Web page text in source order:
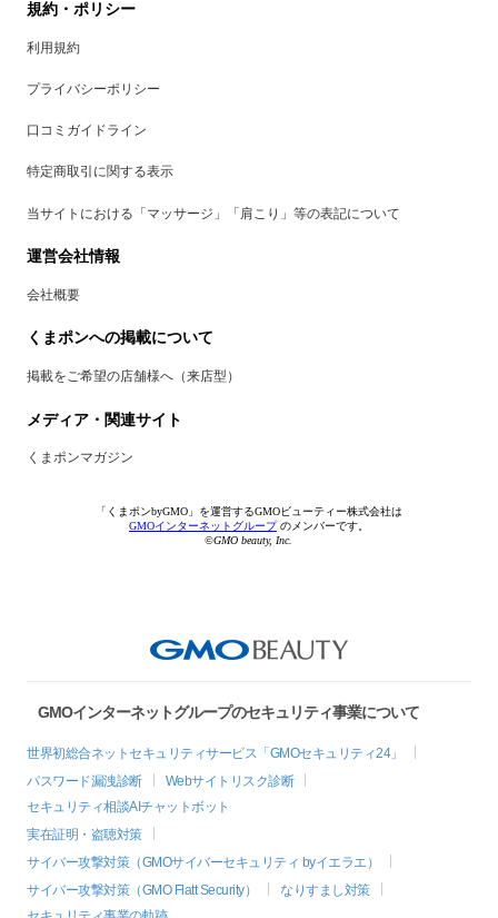
規約・ポリシー
利用規約
プライバシーポリシー
口コミガイドライン
特定商取引に関する表示
当サイトにおける「マッサージ」「肩こり」等の表記について
運営会社情報
会社概要
くまポンへの掲載について
掲載をご希望の店舗様へ（来店型）
メディア・関連サイト
くまポンマガジン
「くまポンbyGMO」を運営するGMOビューティー株式会社は
GMOインターネットグループのメンバーです。
©GMO beauty, Inc.
GMOインターネットグループのセキュリティ事業について
世界初総合ネットセキュリティサービス「GMOセキュリティ24」
パスワード漏洩診断
Webサイトリスク診断
セキュリティ相談AIチャットボット
実在証明・盗聴対策
サイバー攻撃対策（GMOサイバーセキュリティ byイエラエ）
サイバー攻撃対策（GMO Flatt Security）
なりすまし対策